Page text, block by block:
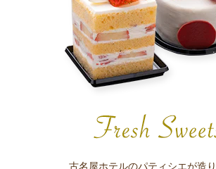
古名屋ホテルのパティシエが造り